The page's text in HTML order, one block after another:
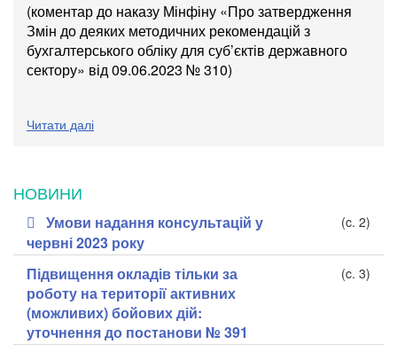
(коментар до наказу Мінфіну «Про затвердження
Змін до деяких методичних рекомендацій з
бухгалтерського обліку для суб’єктів державного
сектору» від 09.06.2023 № 310)
Читати далі
НОВИНИ
Умови надання консультацій у
червні 2023 року
(c. 2)
Підвищення окладів тільки за
роботу на території активних
(можливих) бойових дій:
уточнення до постанови № 391
(c. 3)